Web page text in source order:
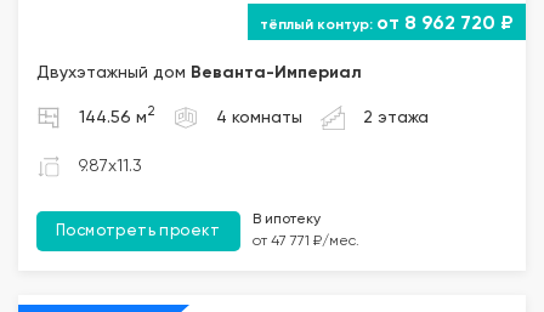
от 8 962 720 ₽
Двухэтажный дом Веванта-Империал
144.56 м 2 4 комнаты 2 этажа
9.87x11.3
Посмотреть проект
В ипотеку
от 47 771 ₽/мес.